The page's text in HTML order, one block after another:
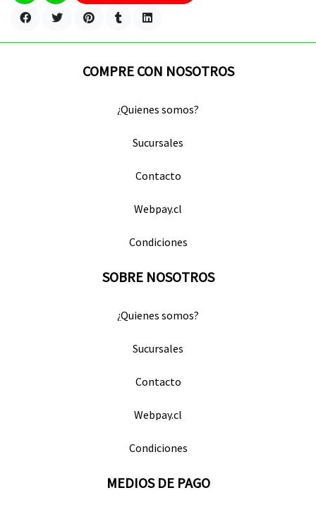
COMPRE CON NOSOTROS
¿Quienes somos?
Sucursales
Contacto
Webpay.cl
Condiciones
SOBRE NOSOTROS
¿Quienes somos?
Sucursales
Contacto
Webpay.cl
Condiciones
MEDIOS DE PAGO